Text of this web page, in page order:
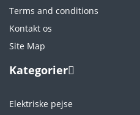
Terms and conditions
Kontakt os
Site Map
Kategorier
Elektriske pejse